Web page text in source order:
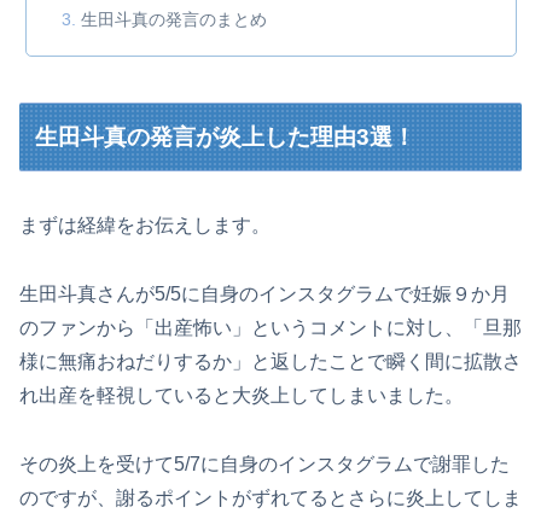
生田斗真の発言のまとめ
生田斗真の発言が炎上した理由3選！
まずは経緯をお伝えします。
生田斗真さんが5/5に自身のインスタグラムで妊娠９か月
のファンから「出産怖い」というコメントに対し、「旦那
様に無痛おねだりするか」と返したことで瞬く間に拡散さ
れ出産を軽視していると大炎上してしまいました。
その炎上を受けて5/7に自身のインスタグラムで謝罪した
のですが、謝るポイントがずれてるとさらに炎上してしま